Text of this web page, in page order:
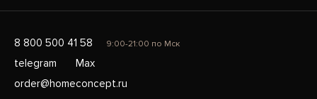
8 800 500 41 58 9:00-21:00 по Мск
telegram
Max
order@homeconcept.ru